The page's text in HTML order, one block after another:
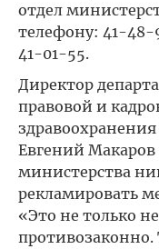
отдел
телефону: 41-
41-01-55.
Директор
правовой и
Евгений Макаров
министерства
рекламировать
«Это не только